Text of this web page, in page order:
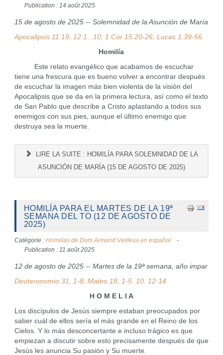
Publication : 14 août 2025
15 de agosto de 2025 -- Solemnidad de la Asunción de María
Apocalipsis 11:19; 12:1...10; 1 Cor 15:20-26; Lucas 1:39-56
Homilía
Este relato evangélico que acabamos de escuchar
tiene una frescura que es bueno volver a encontrar después
de escuchar la imagen más bien violenta de la visión del
Apocalipsis que se da en la primera lectura, así como el texto
de San Pablo que describe a Cristo aplastando a todos sus
enemigos con sus pies, aunque el último enemigo que
destruya sea la muerte.
LIRE LA SUITE : HOMILÍA PARA SOLEMNIDAD DE LA
ASUNCIÓN DE MARÍA (15 DE AGOSTO DE 2025)
HOMILÍA PARA EL MARTES DE LA 19ª
SEMANA DEL TO (12 DE AGOSTO DE
2025)
Catégorie : Homilías de Dom Armand Veilleux en español.
Publication : 11 août 2025
12 de agosto de 2025 -- Martes de la 19ª semana, año impar
Deuteronomio 31, 1-8; Mateo 18, 1-5. 10. 12-14
H O M E L I A
Los discípulos de Jesús siempre estaban preocupados por
saber cuál de ellos sería el más grande en el Reino de los
Cielos. Y lo más desconcertante e incluso trágico es que
empiezan a discutir sobre esto precisamente después de que
Jesús les anuncia Su pasión y Su muerte.